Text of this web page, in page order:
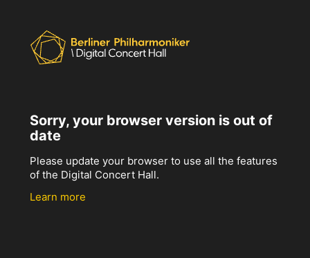
Sorry, your browser version is out of
date
Please update your browser to use all the features
of the Digital Concert Hall.
Learn more